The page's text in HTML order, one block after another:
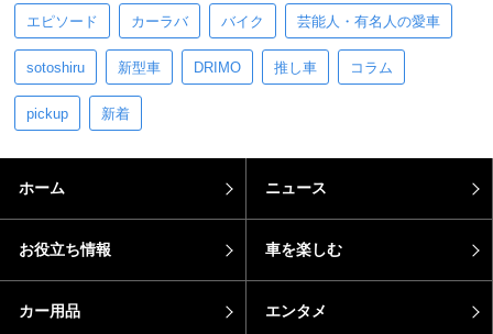
エピソード カーラバ バイク 芸能人・有名人の愛車
sotoshiru 新型車 DRIMO 推し車 コラム
pickup 新着
ホーム ニュース
お役立ち情報 車を楽しむ
カー用品 エンタメ